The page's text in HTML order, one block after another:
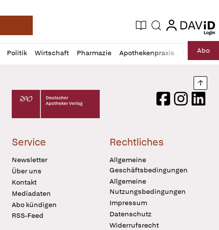
Deutsche Apotheker Zeitung
Aktuelle Ausgabe
Suche login
login
Politik Wirtschaft Pharmazie Apothekenpraxis RechtAbo
Profil
öffnen
Daz
Pur
Deutscher Apotheker Verlag Logo
FacebookInstagram
Service
Newsletter
Über uns
Kontakt
Mediadaten
Abo kündigen
RSS-Feed
Rechtliches
Allgemeine
Geschäftsbedingungen
Allgemeine
Nutzungsbedingungen
Impressum
Datenschutz
Widerrufsrecht